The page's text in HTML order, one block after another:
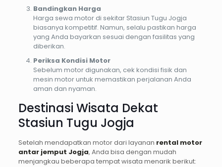
Bandingkan Harga
Harga sewa motor di sekitar Stasiun Tugu Jogja
biasanya kompetitif. Namun, selalu pastikan harga
yang Anda bayarkan sesuai dengan fasilitas yang
diberikan.
Periksa Kondisi Motor
Sebelum motor digunakan, cek kondisi fisik dan
mesin motor untuk memastikan perjalanan Anda
aman dan nyaman.
Destinasi Wisata Dekat
Stasiun Tugu Jogja
Setelah mendapatkan motor dari layanan rental motor
antar jemput Jogja, Anda bisa dengan mudah
menjangkau beberapa tempat wisata menarik berikut: